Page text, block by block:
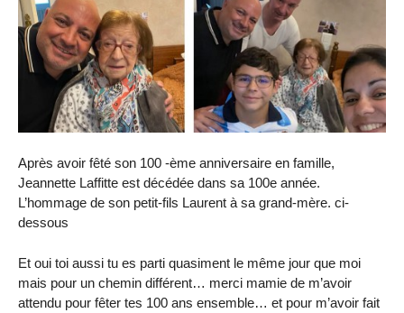
Après avoir fêté son 100 -ème anniversaire en famille,
Jeannette Laffitte est décédée dans sa 100e année.
L’hommage de son petit-fils Laurent à sa grand-mère. ci-
dessous
Et oui toi aussi tu es parti quasiment le même jour que moi
mais pour un chemin différent… merci mamie de m’avoir
attendu pour fêter tes 100 ans ensemble… et pour m’avoir fait